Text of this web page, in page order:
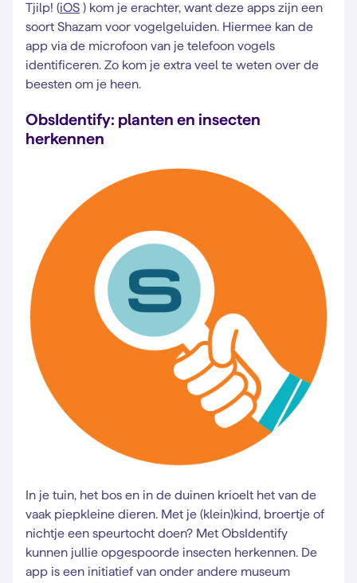
Tjilp! (iOS ) kom je erachter, want deze apps zijn een
soort Shazam voor vogelgeluiden. Hiermee kan de
app via de microfoon van je telefoon vogels
identificeren. Zo kom je extra veel te weten over de
beesten om je heen.
ObsIdentify: planten en insecten
herkennen
In je tuin, het bos en in de duinen krioelt het van de
vaak piepkleine dieren. Met je (klein)kind, broertje of
nichtje een speurtocht doen? Met ObsIdentify
kunnen jullie opgespoorde insecten herkennen. De
app is een initiatief van onder andere museum